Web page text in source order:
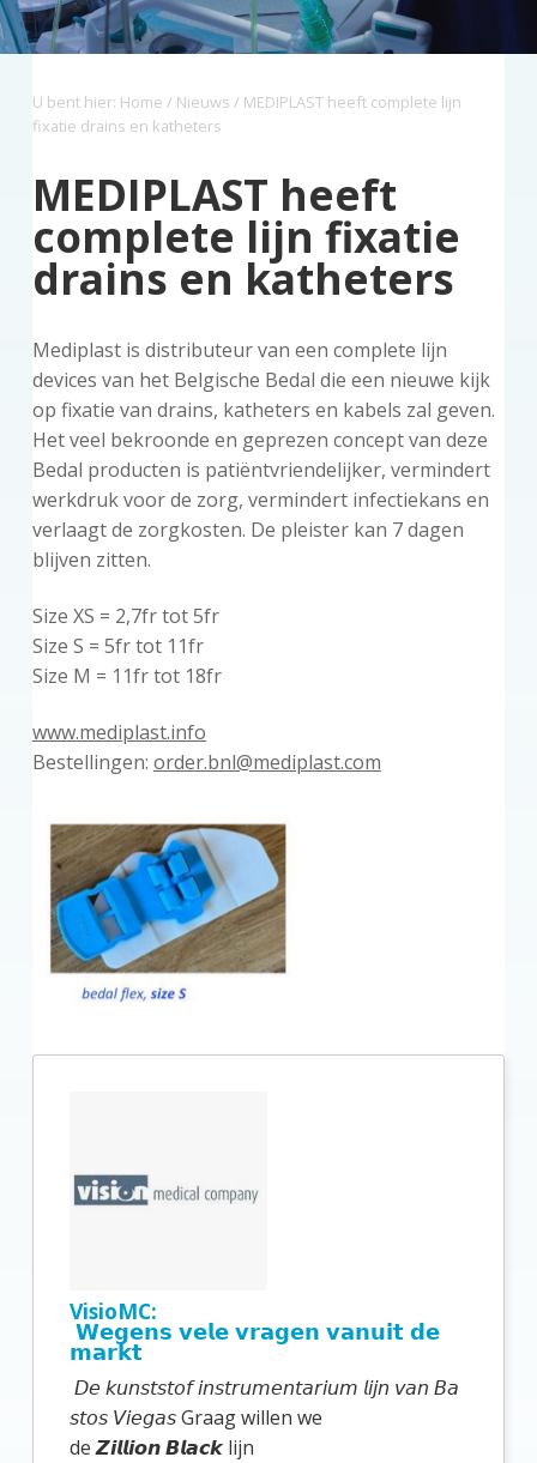
a
v
o
u
s
i
k
s
z
o
r
U bent hier: Home / Nieuws / MEDIPLAST heeft complete lijn
fixatie drains en katheters
MEDIPLAST heeft
complete lijn fixatie
drains en katheters
Mediplast is distributeur van een complete lijn
devices van het Belgische Bedal die een nieuwe kijk
op fixatie van drains, katheters en kabels zal geven.
Het veel bekroonde en geprezen concept van deze
Bedal producten is patiëntvriendelijker, vermindert
werkdruk voor de zorg, vermindert infectiekans en
verlaagt de zorgkosten. De pleister kan 7 dagen
blijven zitten.
Size XS = 2,7fr tot 5fr
Size S = 5fr tot 11fr
Size M = 11fr tot 18fr
www.mediplast.info
Bestellingen: order.bnl@mediplast.com
P
VisioMC:
𝗪𝗲𝗴𝗲𝗻𝘀 𝘃𝗲𝗹𝗲 𝘃𝗿𝗮𝗴𝗲𝗻 𝘃𝗮𝗻𝘂𝗶𝘁 𝗱𝗲
𝗺𝗮𝗿𝗸𝘁
𝘋𝘦 𝘬𝘶𝘯𝘴𝘵𝘴𝘵𝘰𝘧 𝘪𝘯𝘴𝘵𝘳𝘶𝘮𝘦𝘯𝘵𝘢𝘳𝘪𝘶𝘮 𝘭𝘪𝘫𝘯 𝘷𝘢𝘯 𝘉𝘢
𝘴𝘵𝘰𝘴 𝘝𝘪𝘦𝘨𝘢𝘴 Graag willen we
de 𝙕𝙞𝙡𝙡𝙞𝙤𝙣 𝘽𝙡𝙖𝙘𝙠 lijn